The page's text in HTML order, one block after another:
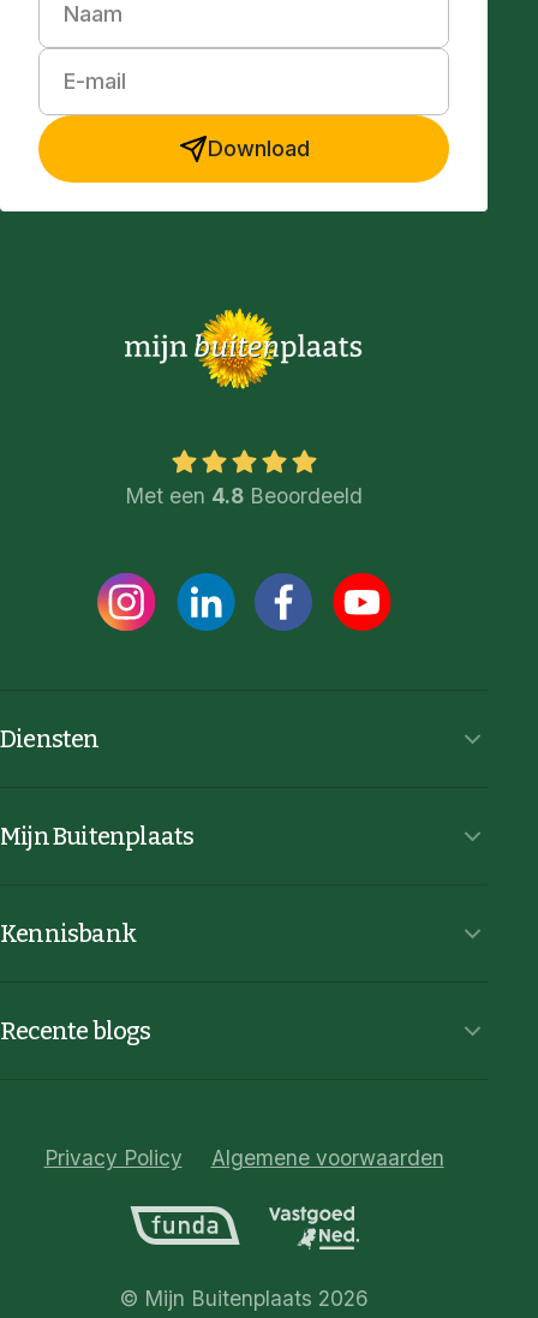
Naam
E-mail
Download
Met een 4.8 Beoordeeld
Diensten
Mijn Buitenplaats
Kennisbank
Recente blogs
Privacy Policy Algemene voorwaarden
© Mijn Buitenplaats 2026